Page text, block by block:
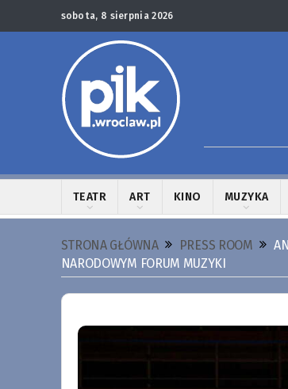
sobota, 8 sierpnia 2026
TEATR ART KINO MUZYKA
STRONA GŁÓWNA PRESS ROOM
NARODOWYM FORUM MUZYKI